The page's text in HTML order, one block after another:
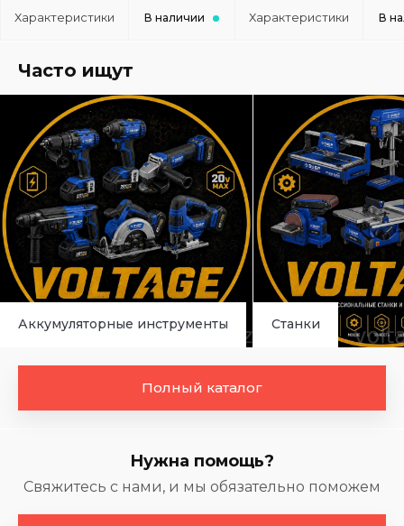
Характеристики В наличии Характеристики В
Часто ищут
Аккумуляторные инструменты Станки
Полный каталог
Нужна помощь?
Свяжитесь с нами, и мы обязательно поможем